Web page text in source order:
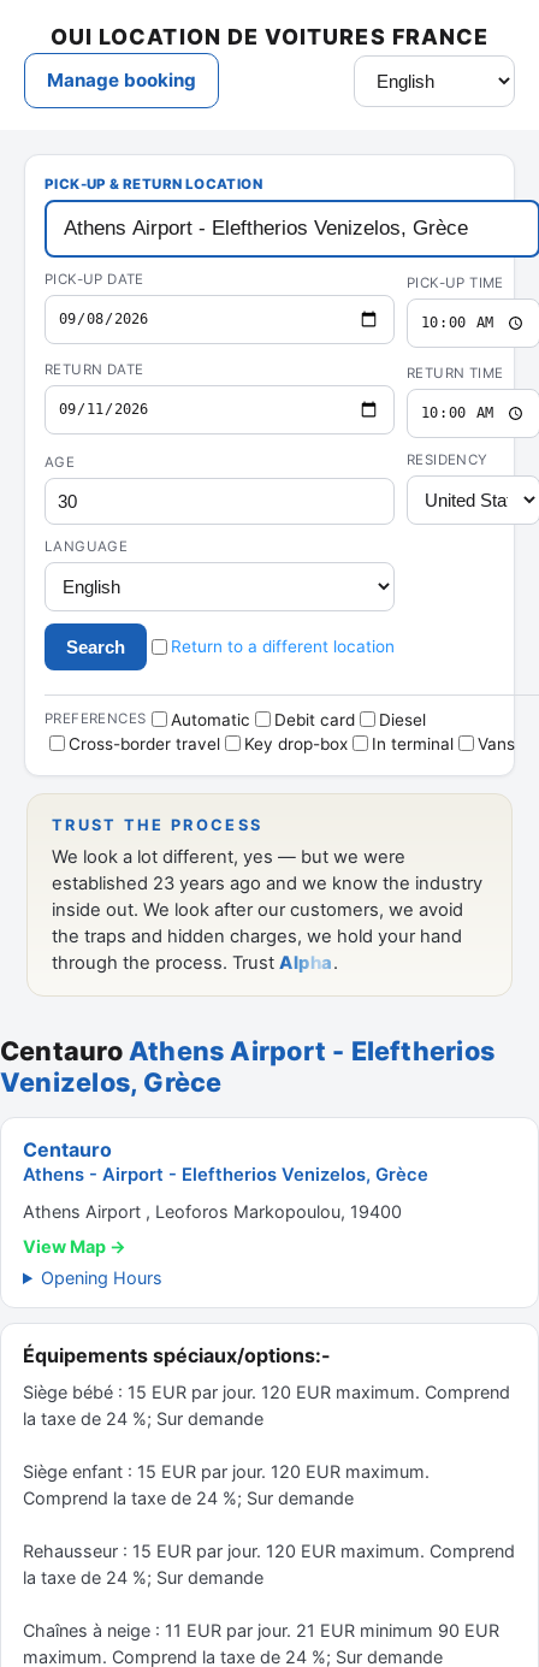
Centauro Athens Airport - Eleftherios
Venizelos, Grèce
Centauro
Athens - Airport - Eleftherios Venizelos, Grèce
Athens Airport , Leoforos Markopoulou, 19400
View Map →
Opening Hours
Équipements spéciaux/options:-
Siège bébé : 15 EUR par jour. 120 EUR maximum. Comprend
la taxe de 24 %; Sur demande
Siège enfant : 15 EUR par jour. 120 EUR maximum.
Comprend la taxe de 24 %; Sur demande
Rehausseur : 15 EUR par jour. 120 EUR maximum. Comprend
la taxe de 24 %; Sur demande
Chaînes à neige : 11 EUR par jour. 21 EUR minimum 90 EUR
maximum. Comprend la taxe de 24 %; Sur demande